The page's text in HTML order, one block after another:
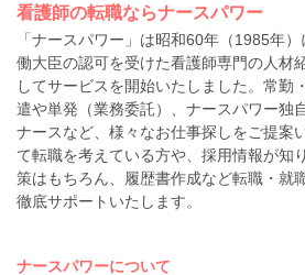
看護師の転職ならナースパワー
「ナースパワー」は昭和60年（1985年
働大臣の認可を受けた看護師専門の人材
してサービスを開始いたしました。常勤
遣や単発（業務委託）、ナースパワー独
ナースなど、様々なお仕事探しをご提案
て転職を考えている方や、採用情報が知
策はもちろん、履歴書作成など転職・就
徹底サポートいたします。
ナースパワーについて